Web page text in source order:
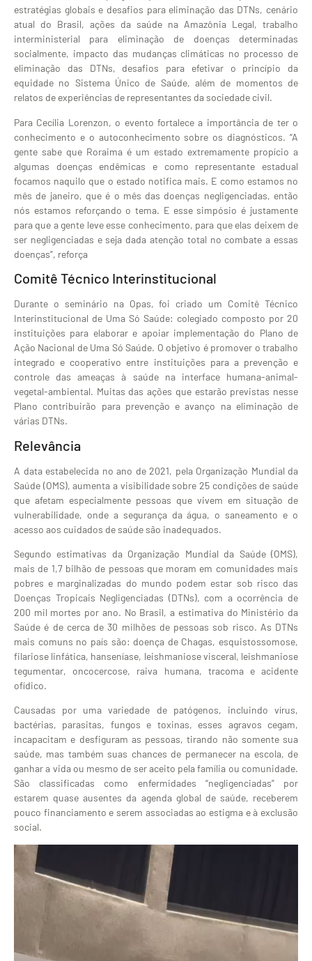
estratégias globais e desafios para eliminação das DTNs, cenário
atual do Brasil, ações da saúde na Amazônia Legal, trabalho
interministerial para eliminação de doenças determinadas
socialmente, impacto das mudanças climáticas no processo de
eliminação das DTNs, desafios para efetivar o princípio da
equidade no Sistema Único de Saúde, além de momentos de
relatos de experiências de representantes da sociedade civil.
Para Cecília Lorenzon, o evento fortalece a importância de ter o
conhecimento e o autoconhecimento sobre os diagnósticos. “A
gente sabe que Roraima é um estado extremamente propício a
algumas doenças endêmicas e como representante estadual
focamos naquilo que o estado notifica mais. E como estamos no
mês de janeiro, que é o mês das doenças negligenciadas, então
nós estamos reforçando o tema. E esse simpósio é justamente
para que a gente leve esse conhecimento, para que elas deixem de
ser negligenciadas e seja dada atenção total no combate a essas
doenças”, reforça
Comitê Técnico Interinstitucional
Durante o seminário na Opas, foi criado um Comitê Técnico
Interinstitucional de Uma Só Saúde: colegiado composto por 20
instituições para elaborar e apoiar implementação do Plano de
Ação Nacional de Uma Só Saúde. O objetivo é promover o trabalho
integrado e cooperativo entre instituições para a prevenção e
controle das ameaças à saúde na interface humana-animal-
vegetal-ambiental. Muitas das ações que estarão previstas nesse
Plano contribuirão para prevenção e avanço na eliminação de
várias DTNs.
Relevância
A data estabelecida no ano de 2021, pela Organização Mundial da
Saúde (OMS), aumenta a visibilidade sobre 25 condições de saúde
que afetam especialmente pessoas que vivem em situação de
vulnerabilidade, onde a segurança da água, o saneamento e o
acesso aos cuidados de saúde são inadequados.
Segundo estimativas da Organização Mundial da Saúde (OMS),
mais de 1,7 bilhão de pessoas que moram em comunidades mais
pobres e marginalizadas do mundo podem estar sob risco das
Doenças Tropicais Negligenciadas (DTNs), com a ocorrência de
200 mil mortes por ano. No Brasil, a estimativa do Ministério da
Saúde é de cerca de 30 milhões de pessoas sob risco. As DTNs
mais comuns no país são: doença de Chagas, esquistossomose,
filariose linfática, hanseníase, leishmaniose visceral, leishmaniose
tegumentar, oncocercose, raiva humana, tracoma e acidente
ofídico.
Causadas por uma variedade de patógenos, incluindo vírus,
bactérias, parasitas, fungos e toxinas, esses agravos cegam,
incapacitam e desfiguram as pessoas, tirando não somente sua
saúde, mas também suas chances de permanecer na escola, de
ganhar a vida ou mesmo de ser aceito pela família ou comunidade.
São classificadas como enfermidades “negligenciadas” por
estarem quase ausentes da agenda global de saúde, receberem
pouco financiamento e serem associadas ao estigma e à exclusão
social.
Tocador
vídeo